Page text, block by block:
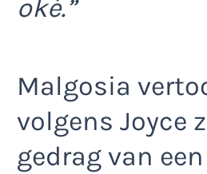
oké.”
Malgosia
volgens Joyce
gedrag van